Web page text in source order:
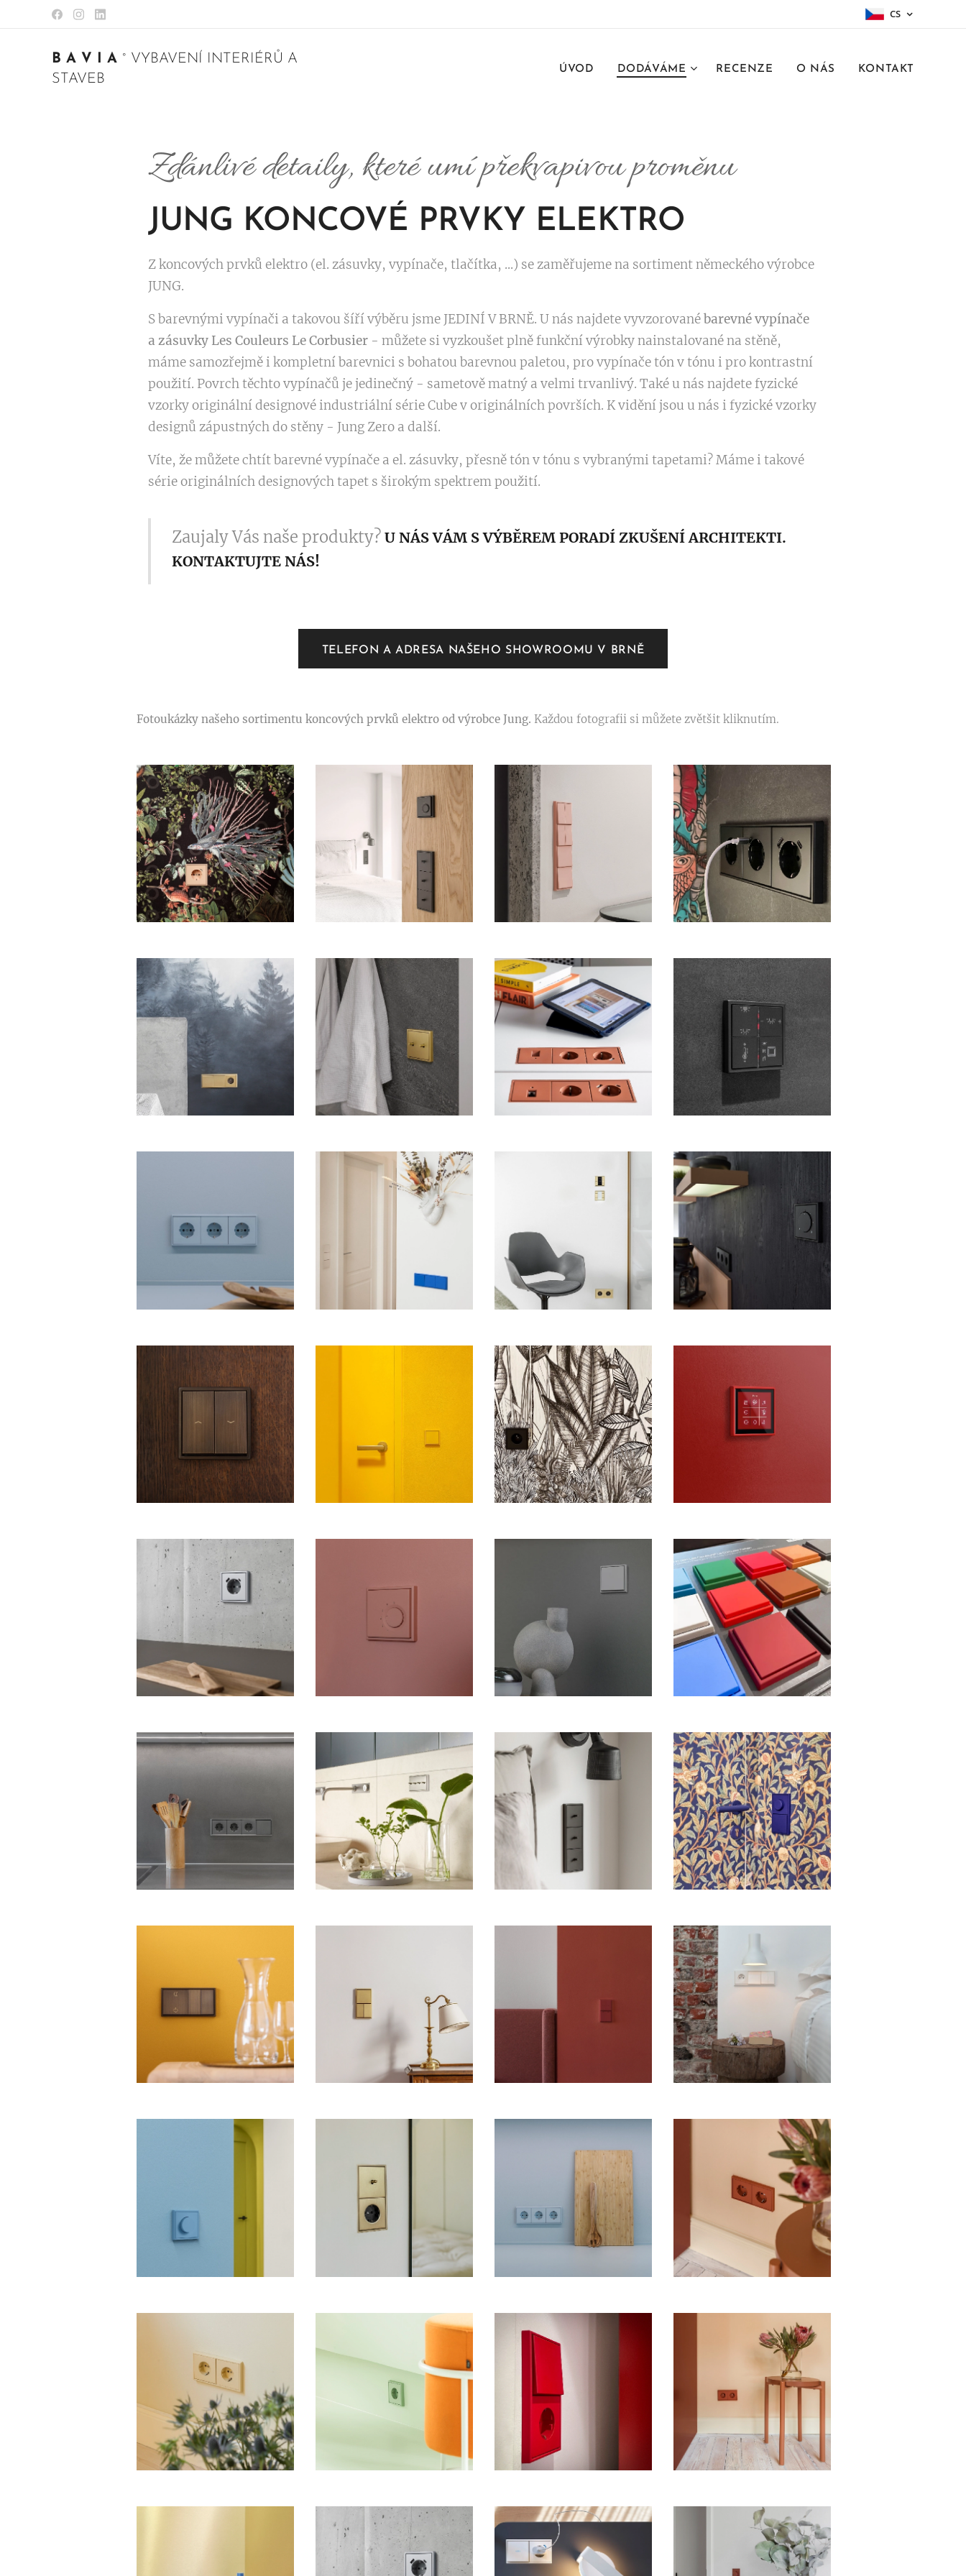
CS
B A V I A ° VYBAVENÍ INTERIÉRŮ A
STAVEB
ÚVOD DODÁVÁME RECENZE O NÁS KONTAKT
Zdánlivé detaily, které umí překvapivou proměnu
JUNG KONCOVÉ PRVKY ELEKTRO
Z koncových prvků elektro (el. zásuvky, vypínače, tlačítka, ...) se zaměřujeme na sortiment německého výrobce
JUNG.
S barevnými vypínači a takovou šíří výběru jsme JEDINÍ V BRNĚ. U nás najdete vyvzorovanébarevné vypínače
a zásuvky Les Couleurs Le Corbusier- můžete si vyzkoušet plně funkční výrobky nainstalované na stěně,
máme samozřejmě i kompletní barevnici s bohatou barevnou paletou, pro vypínače tón v tónu i pro kontrastní
použití. Povrch těchto vypínačů je jedinečný - sametově matný a velmi trvanlivý. Také u nás najdete fyzické
vzorky originální designové industriální série Cube v originálních površích. K vidění jsou u nás i fyzické vzorky
designů zápustných do stěny - Jung Zero a další.
Víte, že můžete chtít barevné vypínače a el. zásuvky, přesně tón v tónu s vybranými tapetami? Máme i takové
série originálních designových tapet s širokým spektrem použití.
Zaujaly Vás naše produkty? U NÁS VÁM S VÝBĚREM PORADÍ ZKUŠENÍ ARCHITEKTI.
KONTAKTUJTE NÁS!
TELEFON A ADRESA NAŠEHO SHOWROOMU V BRNĚ
Fotoukázky našeho sortimentu koncových prvků elektro od výrobce Jung. Každou fotografii si můžete zvětšit kliknutím.